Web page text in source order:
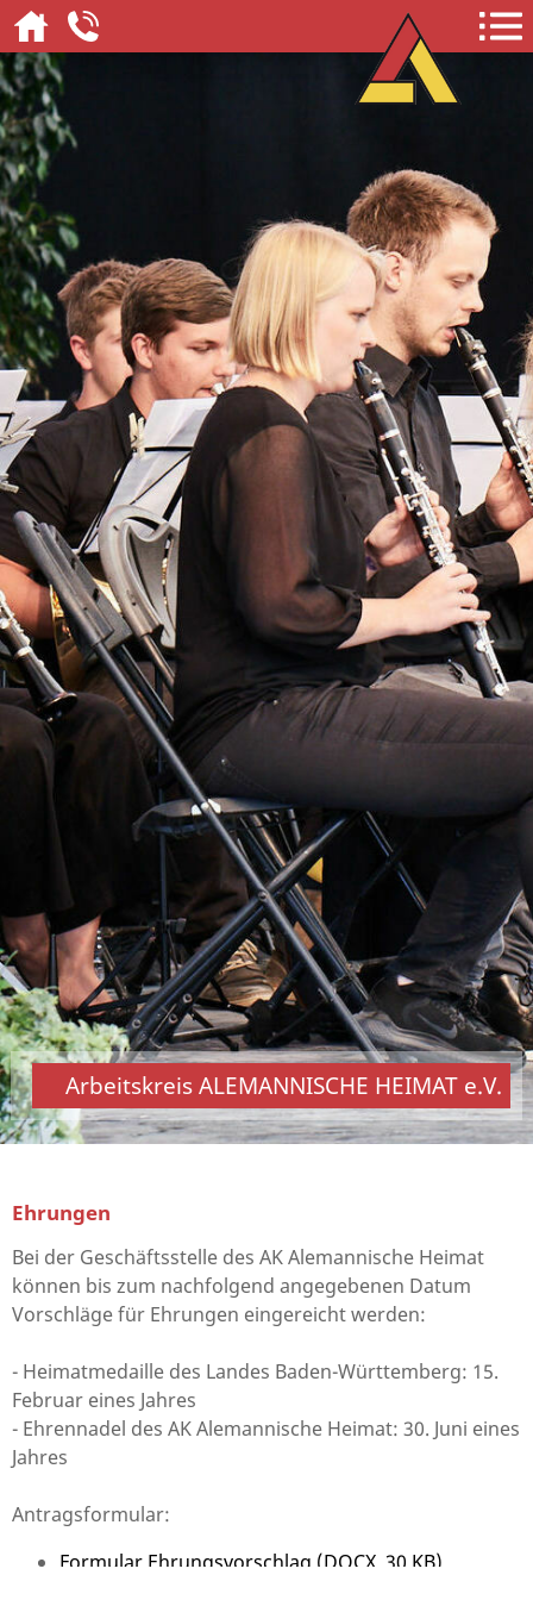
Arbeitskreis ALEMANNISCHE HEIMAT e.V.
Ehrungen
Bei der Geschäftsstelle des AK Alemannische Heimat
können bis zum nachfolgend angegebenen Datum
Vorschläge für Ehrungen eingereicht werden:
- Heimatmedaille des Landes Baden-Württemberg: 15.
Februar eines Jahres
- Ehrennadel des AK Alemannische Heimat: 30. Juni eines
Jahres
Antragsformular:
Formular Ehrungsvorschlag (DOCX, 30 KB)